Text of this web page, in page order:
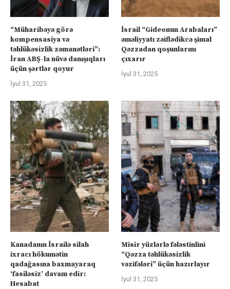
“Müharibəyə görə
kompensasiya və
təhlükəsizlik zəmanətləri”:
İran ABŞ-la nüvə danışıqları
üçün şərtlər qoyur
İyul 31, 2025
İsrail “Gideonun Arabaları”
əməliyyatı zəiflədikcə şimal
Qəzzadan qoşunlarını
çıxarır
İyul 31, 2025
Kanadanın İsrailə silah
ixracı hökumətin
qadağasına baxmayaraq
‘fasiləsiz’ davam edir:
Hesabat
Misir yüzlərlə fələstinlini
“Qəzza təhlükəsizlik
vəzifələri” üçün hazırlayır
İyul 31, 2025